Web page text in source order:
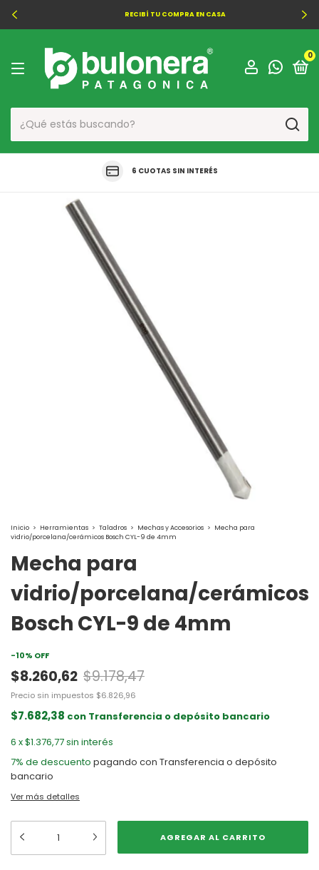
RECIBÍ TU COMPRA EN CASA
0
6 CUOTAS SIN INTERÉS
Inicio > Herramientas > Taladros > Mechas y Accesorios > Mecha para
vidrio/porcelana/cerámicos Bosch CYL-9 de 4mm
Mecha para
vidrio/porcelana/cerámicos
Bosch CYL-9 de 4mm
-10% OFF
$8.260,62 $9.178,47
Precio sin impuestos $6.826,96
$7.682,38 con Transferencia o depósito bancario
6 x$1.376,77sin interés
7% de descuento pagando con Transferencia o depósito
bancario
Ver más detalles